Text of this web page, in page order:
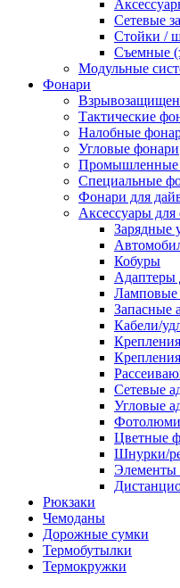
Сетевые
Стойки /
Съемные
Модульные
Фонари
Тактические
Налобные
Угловые фонари
Промышленные
Специальные
Фонари для
Аксессуары для
Зарядные
Кобуры
Адаптеры
Ламповые
Запасные
Кабели/
Сетевые
Угловые
Цветные
Шнурки/
Элементы
Рюкзаки
Чемоданы
Дорожные сумки
Термобутылки
Термокружки